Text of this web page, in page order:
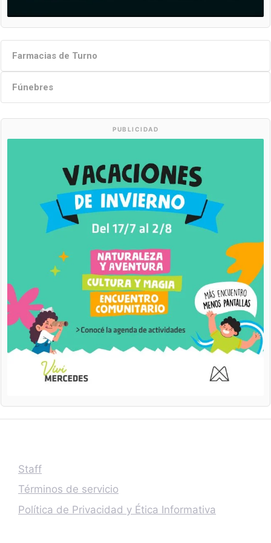
Farmacias de Turno
Fúnebres
PUBLICIDAD
Staff
Términos de servicio
Política de Privacidad y Ética Informativa